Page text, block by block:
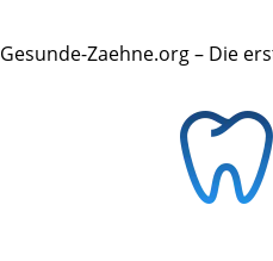
Gesunde-Zaehne.org – Die